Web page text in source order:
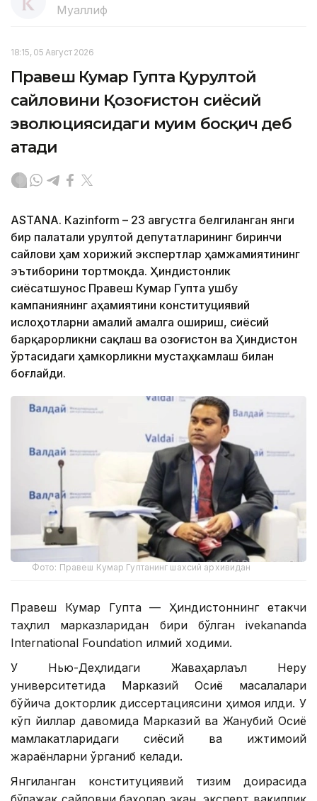
Муаллиф
18:15, 05 Август 2026
Правеш Кумар Гупта Қурултой
сайловини Қозоғистон сиёсий
эволюциясидаги муҳим босқич деб
атади
ASTANА. Кazinform – 23 августга белгиланган янги
бир палатали Қурултой депутатларининг биринчи
сайлови ҳам хорижий экспертлар ҳамжамиятининг
эътиборини тортмоқда. Ҳиндистонлик
сиёсатшунос Правеш Кумар Гупта ушбу
кампаниянинг аҳамиятини конституциявий
ислоҳотларни амалий амалга ошириш, сиёсий
барқарорликни сақлаш ва Қозоғистон ва Ҳиндистон
ўртасидаги ҳамкорликни мустаҳкамлаш билан
боғлайди.
Фото: Правеш Кумар Гуптанинг шахсий архивидан
Правеш Кумар Гупта — Ҳиндистоннинг етакчи
таҳлил марказларидан бири бўлган ivekananda
International Foundation илмий ходими.
У Нью-Деҳлидаги Жаваҳарлаъл Неру
университетида Марказий Осиё масалалари
бўйича докторлик диссертациясини ҳимоя қилди. У
кўп йиллар давомида Марказий ва Жанубий Осиё
мамлакатларидаги сиёсий ва ижтимоий
жараёнларни ўрганиб келади.
Янгиланган конституциявий тизим доирасида